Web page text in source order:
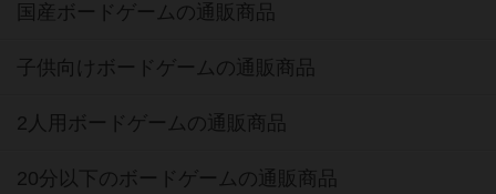
国産ボードゲームの通販商品
子供向けボードゲームの通販商品
2人用ボードゲームの通販商品
20分以下のボードゲームの通販商品